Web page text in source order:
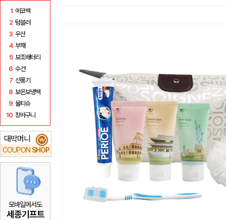
1 에코백
2 텀블러
3 우산
4 부채
5 보조배터리
6 수건
7 선풍기
8 보온보냉백
9 물티슈
10 장바구니
대박머니
COUPON SHOP
₩
모바일에서도
세종기프트